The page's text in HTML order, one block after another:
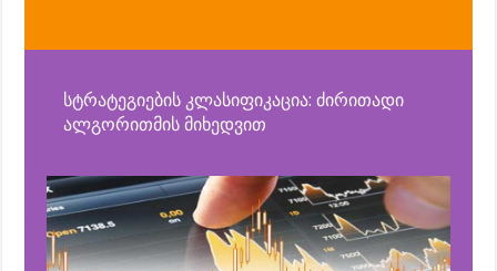
სტრატეგიების კლასიფიკაცია: ძირითადი
ალგორითმის მიხედვით